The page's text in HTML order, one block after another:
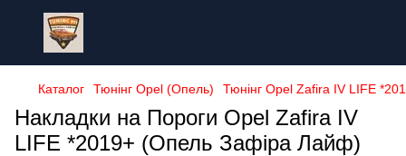
Каталог Тюнінг Opel (Опель) Тюнінг Opel Zafira IV LIFE
Накладки на Пороги Opel Zafira IV
LIFE *2019+ (Опель Зафіра Лайф)